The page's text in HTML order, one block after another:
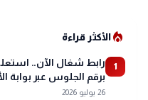
local_fire_departmentالأكثر قراءة
1
برقم الجلوس عبر بوابة
26 يوليو 2026